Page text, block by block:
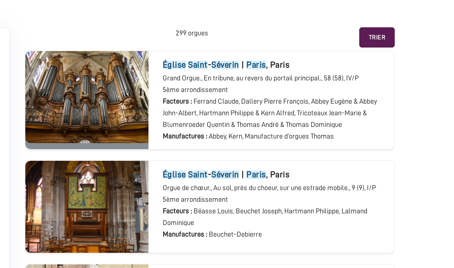
TRIER
299 orgues
église Saint-Séverin Paris, Paris
Grand Orgue., En tribune, au revers du portail principal., 58 (58), IV/P
5ème arrondissement
Facteurs : Ferrand Claude, Dallery Pierre François, Abbey Eugène & Abbey
John-Albert, Hartmann Philippe & Kern Alfred, Tricoteaux Jean-Marie &
Blumenroeder Quentin & Thomas André & Thomas Dominique
Manufactures : Abbey, Kern, Manufacture d’orgues Thomas
église Saint-Séverin Paris, Paris
Orgue de chœur., Au sol, près du choeur, sur une estrade mobile., 9 (9), I/P
5ème arrondissement
Facteurs : Béasse Louis, Beuchet Joseph, Hartmann Philippe, Lalmand
Dominique
Manufactures : Beuchet-Debierre